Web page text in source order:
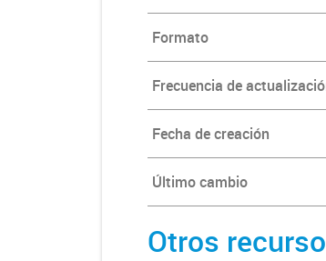
Formato
Frecuencia de
Fecha de creación
Último cambio
Otros